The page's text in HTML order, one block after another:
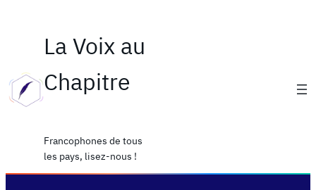
La Voix au
Chapitre
Francophones de tous
les pays, lisez-nous !